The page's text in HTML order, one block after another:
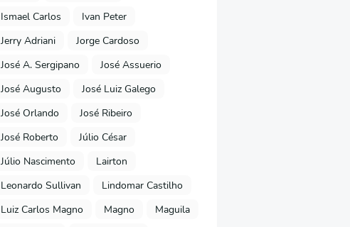
Ismael Carlos
Ivan Peter
Jerry Adriani
Jorge Cardoso
José A. Sergipano
José Assuerio
José Augusto
José Luiz Galego
José Orlando
José Ribeiro
José Roberto
Júlio César
Júlio Nascimento
Lairton
Leonardo Sullivan
Lindomar Castilho
Luiz Carlos Magno
Magno
Maguila